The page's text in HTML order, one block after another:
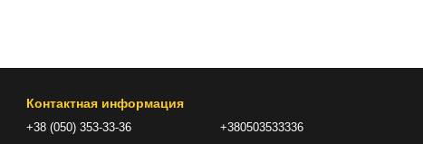
Контактная информация
+38 (050) 353-33-36
+380503533336